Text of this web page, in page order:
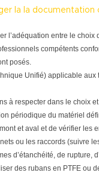
la la documentation
l’adéquation entre le
compétents
posés.
Unifié) applicable
à respecter dans le choix
périodique du matériel
et aval et de vérifier
ou les raccords (suivre
d’étanchéité, de
des rubans en PTFE